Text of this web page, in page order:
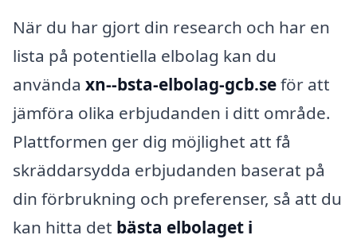
När du har gjort din research och har en
lista på potentiella elbolag kan du
använda xn--bsta-elbolag-gcb.seför att
jämföra olika erbjudanden i ditt område.
Plattformen ger dig möjlighet att få
skräddarsydda erbjudanden baserat på
din förbrukning och preferenser, så att du
kan hitta det bästa elbolaget i